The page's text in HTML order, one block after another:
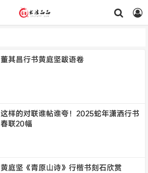
董其昌行书黄庭坚跋语卷
这样的对联谁帖谁夸！2025蛇年潇洒行书
春联20幅
黄庭坚《青原山诗》行楷书刻石欣赏